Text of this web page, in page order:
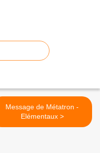
Message de Métatron -
Elémentaux >